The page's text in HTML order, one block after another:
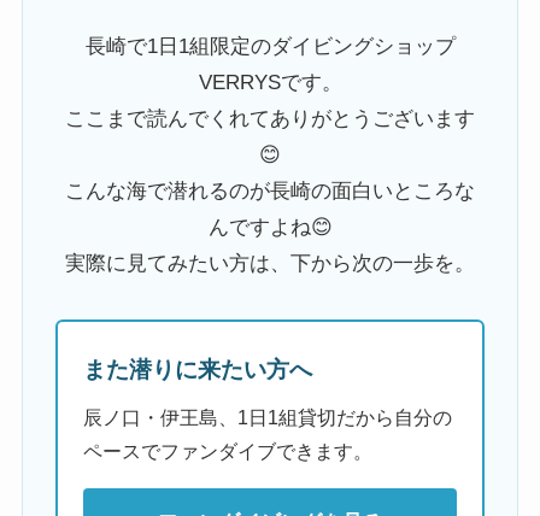
長崎で1日1組限定のダイビングショップ
VERRYSです。
ここまで読んでくれてありがとうございます
😊
こんな海で潜れるのが長崎の面白いところな
んですよね😊
実際に見てみたい方は、下から次の一歩を。
また潜りに来たい方へ
辰ノ口・伊王島、1日1組貸切だから自分の
ペースでファンダイブできます。